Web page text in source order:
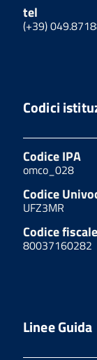
tel
(+39)
Codici
Codice IPA
omco_028
Codice
UFZ3MR
Codice fiscale
80037160282
Linee Guida